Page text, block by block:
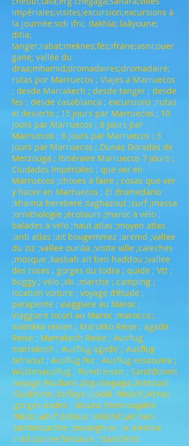
impériales;visites;excursion;excursions à
la journée;sidi ifni; dakhla; laâyoune;
ditia;
tanger;rabat;meknes;fès;ifrane;asni;ouer
gane; vallée du
draa;mhamid;dromadaires;dromadaire;
rutas por Marruecos ; Viajes a Marruecos
; desde Marrakech ; desde tanger ; desde
fes ; desde casablanca ; excursions ;rutas
el desierto ; 15 jours par Marruecos ; 10
jours par Marruecos ; 8 jours par
Marruecos ; 6 jours par Marruecos ; 3
jours par Marruecos ; Dunas Doradas de
Merzouga ; Itinéraire Marruecos 7 jours ;
Ciudades Impériales ; que ver en
Marruecos ;choses à faire ; cosas que ver
y hacer en Marruecos ; El dromedario
;khaima berebere ;taghazout ;surf ;massa
;ornithologie ;écotours ;maroc à vélo ;
balades à vélo ;haut atlas ;moyen atlas
;anti atlas ;ait bougemmez ;aremd ;vallee
du ziz ;vallee ourika ;visite ville ;caleches
;mosque ;kasbah ait ben haddou ;vallee
des roses ; gorges du todra ; quide ; Vtt ;
buggy ; vélo ;ski ;marche ; camping ;
location voiture ; voyage d'étude ;
parapente ; viaggiare au Maroc ;
Viaggiare sicuri au Maroc ;marocco ;
marokko reisen ; Marokko Reise ; agadir
Reise ; Marrakech Reise ; Ausflug
marrakech ; Ausflug agadir ; Ausflug
tafraout ; Ausflug fez ; Ausflug essaouira ;
Wüstenausflug ; Rundreisen ; Sanddünen
;voyage étudiant ;Erg chegaga ;Amtoudi
;Goulmine ;tarfaya ;ijokak ;Midelt ;Azrou
;gorges dades ; skoura ;tamnougalte
;Nkob ;alnif ;tetoua ;imilchil ;ait hani
;tamtetouchte ;bouteghrar ;la medina
;riad ;soiree fantasia ; transferts